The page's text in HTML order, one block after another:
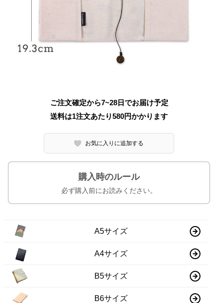
ご注文確定から7~28日でお届け予定
送料は1注文あたり580円かかります
お気に入りに追加する
購入時のルール
必ず購入前にお読みください。
A5サイズ
A4サイズ
B5サイズ
B6サイズ